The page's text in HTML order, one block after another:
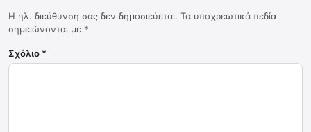
Η ηλ. διεύθυνση σας δεν δημοσιεύεται. Τα υποχρεωτικά πεδία
σημειώνονται με *
Σχόλιο *